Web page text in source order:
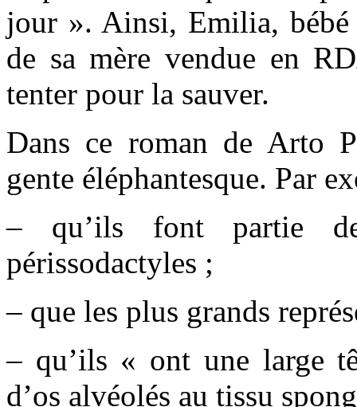
jour ». Ainsi, Emilia, bébé
de sa mère vendue en
tenter pour la sauver.
Dans ce roman de Arto
gente éléphantesque. Par
– qu’ils font partie
périssodactyles ;
– que les plus grands
– qu’ils « ont une large
d’os alvéolés au tissu